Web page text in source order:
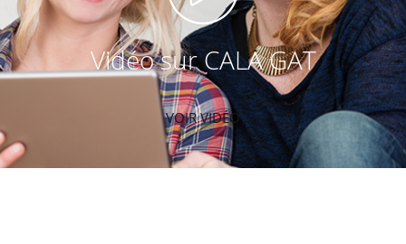
Vidéo sur CALA GAT
VOIR VIDÉO